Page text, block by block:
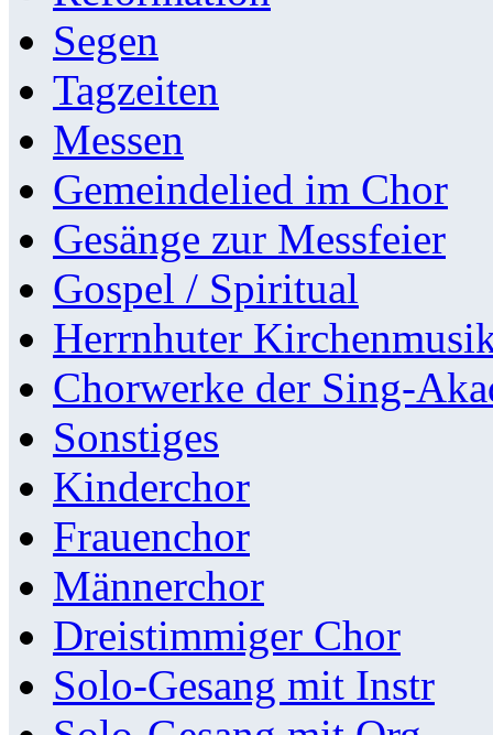
Segen
Tagzeiten
Messen
Gemeindelied im Chor
Gesänge zur Messfeier
Gospel / Spiritual
Herrnhuter
Chorwerke der Sing-
Sonstiges
Kinderchor
Frauenchor
Männerchor
Dreistimmiger Chor
Solo-Gesang mit Instr